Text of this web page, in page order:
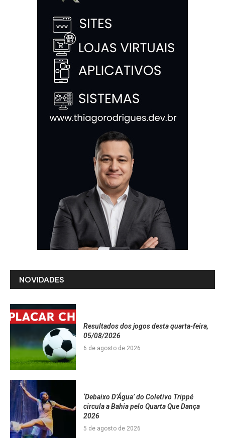
NOVIDADES
Resultados dos jogos desta quarta-feira,
05/08/2026
6 de agosto de 2026
‘Debaixo D’Água’ do Coletivo Trippé
circula a Bahia pelo Quarta Que Dança
2026
5 de agosto de 2026